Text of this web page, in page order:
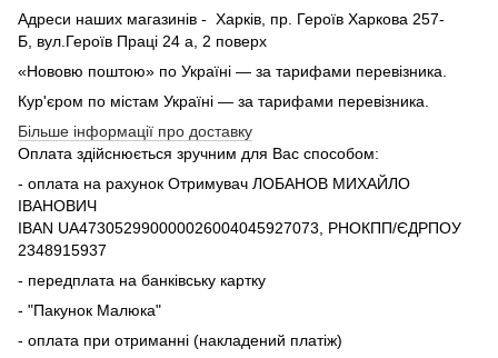
Адреси наших магазинів - Харків, пр. Героїв Харкова 257-
Б, вул.Героїв Праці 24 а, 2 поверх
«Нововю поштою» по Україні — за тарифами перевізника.
Кур'єром по містам Україні — за тарифами перевізника.
Більше інформації про доставку
Оплата здійснюється зручним для Вас способом:
- оплата на рахунок Отримувач ЛОБАНОВ МИХАЙЛО
ІВАНОВИЧ
IBAN UA473052990000026004045927073, РНОКПП/ЄДРПОУ
2348915937
- передплата на банківську картку
- "Пакунок Малюка"
- оплата при отриманні (накладений платіж)